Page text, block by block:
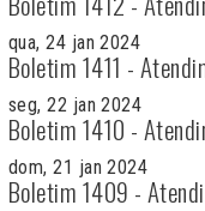
qua, 24 jan 2024
Boletim 1411 -
seg, 22 jan 2024
Boletim 1410 -
dom, 21 jan 2024
Boletim 1409 -